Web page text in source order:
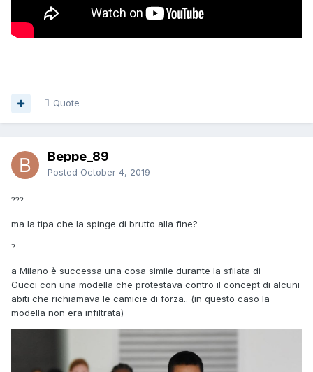
Quote
Beppe_89
Posted October 4, 2019
???
ma la tipa che la spinge di brutto alla fine?
?
a Milano è successa una cosa simile durante la sfilata di
Gucci con una modella che protestava contro il concept di alcuni
abiti che richiamava le camicie di forza.. (in questo caso la
modella non era infiltrata)